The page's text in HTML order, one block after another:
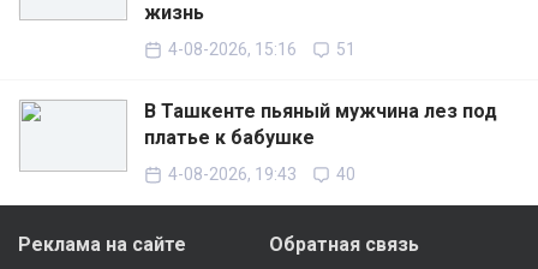
жизнь
4-08-2026, 15:16 51
В Ташкенте пьяный мужчина лез под
платье к бабушке
4-08-2026, 19:43 40
Реклама на сайте Обратная связь